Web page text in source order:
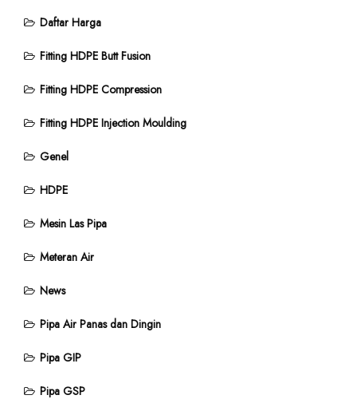
Daftar Harga
Fitting HDPE Butt Fusion
Fitting HDPE Compression
Fitting HDPE Injection Moulding
Genel
HDPE
Mesin Las Pipa
Meteran Air
News
Pipa Air Panas dan Dingin
Pipa GIP
Pipa GSP